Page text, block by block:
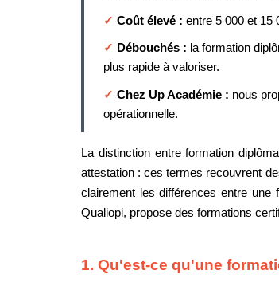
✓ Coût élevé : entre 5 000 et 15
✓ Débouchés : la formation
plus rapide à valoriser.
✓ Chez Up Académie : nous
opérationnelle.
La distinction entre formation
attestation : ces termes recouvrent
clairement les différences entre une
Qualiopi, propose des formations
1. Qu'est-ce qu'une